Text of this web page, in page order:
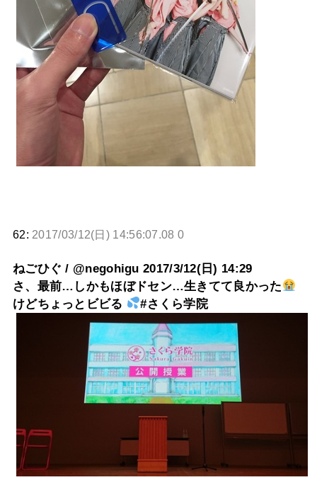
62: 2017/03/12(日) 14:56:07.08 0
ねごひぐ / @negohigu 2017/3/12(日) 14:29
さ、最前…しかもほぼドセン…生きてて良かった
けどちょっとビビる
#さくら学院